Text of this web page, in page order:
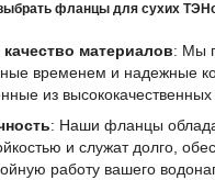
фланцы для сухих
материалов: Мы
временем и надежные
из
: Наши фланцы
и служат долго,
работу вашего